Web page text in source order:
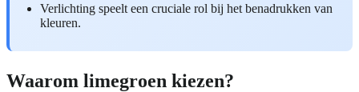
Verlichting speelt een cruciale rol bij het benadrukken van
kleuren.
Waarom limegroen kiezen?